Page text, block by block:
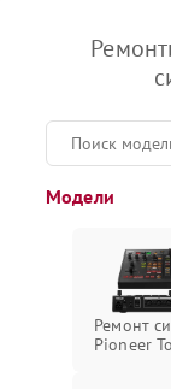
Модели
Ремонт
Pioneer